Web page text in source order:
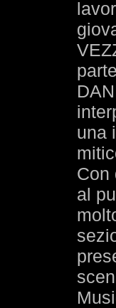
una
Con
al